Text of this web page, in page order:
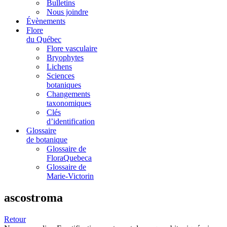
Bulletins
Nous joindre
Évènements
Flore
du Québec
Flore vasculaire
Bryophytes
Lichens
Sciences
botaniques
Changements
taxonomiques
Clés
d’identification
Glossaire
de botanique
Glossaire de
FloraQuebeca
Glossaire de
Marie-Victorin
ascostroma
Retour